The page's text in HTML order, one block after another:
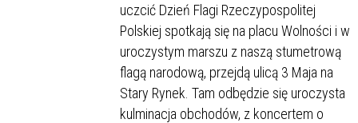
uczcić Dzień Flagi Rzeczypospolitej
Polskiej spotkają się na placu Wolności i w
uroczystym marszu z naszą stumetrową
flagą narodową, przejdą ulicą 3 Maja na
Stary Rynek. Tam odbędzie się uroczysta
kulminacja obchodów, z koncertem o